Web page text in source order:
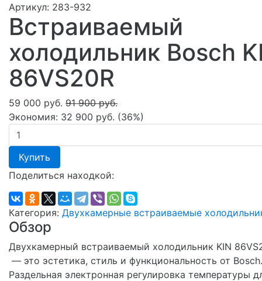
Артикул: 283-932
Встраиваемый
холодильник Bosch
86VS20R
59 000 руб. 91 900 руб.
Экономия: 32 900 руб. (36%)
Купить
Поделиться находкой:
Категория: Двухкамерные встраиваемые
Обзор
Двухкамерный встраиваемый холодильник KIN
— это эстетика, стиль и функциональность от Bosch.
Раздельная электронная регулировка температуры